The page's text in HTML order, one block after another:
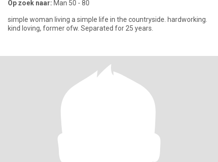
Op zoek naar: Man 50 - 80
simple woman living a simple life in the countryside. hardworking.
kind loving, former ofw. Separated for 25 years.